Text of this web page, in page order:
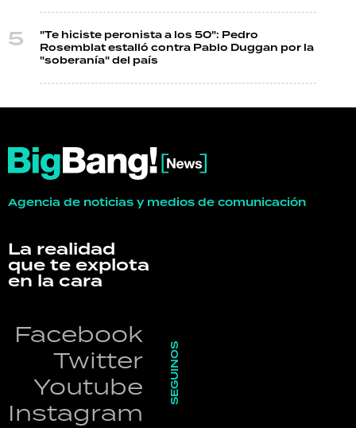
"Te hiciste peronista a los 50": Pedro
Rosemblat estalló contra Pablo Duggan por la
"soberanía" del país
Agencia de noticias y medios de comunicación
La realidad
que te explota
en la cara
Facebook
Twitter
Youtube
Instagram
SEGUINOS